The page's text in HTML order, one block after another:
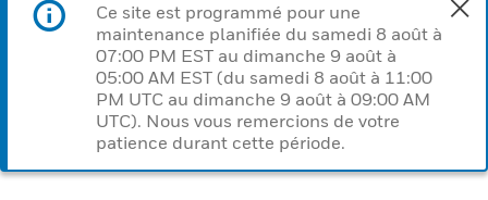
Ce site est programmé pour une
maintenance planifiée du samedi 8 août à
07:00 PM EST au dimanche 9 août à
05:00 AM EST (du samedi 8 août à 11:00
PM UTC au dimanche 9 août à 09:00 AM
UTC). Nous vous remercions de votre
patience durant cette période.